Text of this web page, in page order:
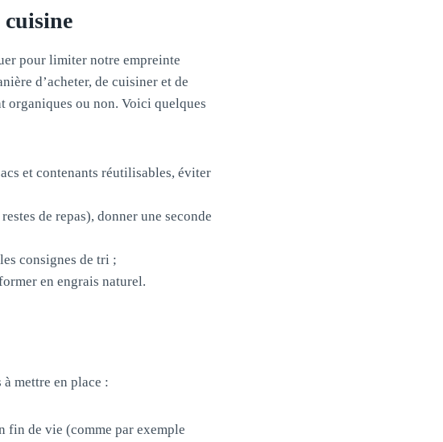
cuisine
pour limiter notre empreinte
d’acheter, de cuisiner et de
organiques ou non. Voici quelques
et contenants réutilisables, éviter
de repas), donner une seconde
consignes de tri ;
en engrais naturel.
mettre en place :
fin de vie (comme par exemple